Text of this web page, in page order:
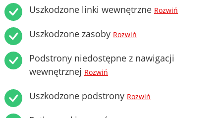
Uszkodzone linki wewnętrzne Rozwiń
Uszkodzone zasoby Rozwiń
Podstrony niedostępne z nawigacji
wewnętrznej Rozwiń
Uszkodzone podstrony Rozwiń